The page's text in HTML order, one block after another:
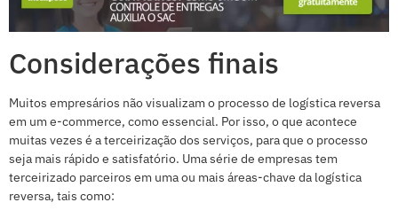
Considerações finais
Muitos empresários não visualizam o processo de logística reversa
em um e-commerce, como essencial. Por isso, o que acontece
muitas vezes é a terceirização dos serviços, para que o processo
seja mais rápido e satisfatório. Uma série de empresas tem
terceirizado parceiros em uma ou mais áreas-chave da logística
reversa, tais como: